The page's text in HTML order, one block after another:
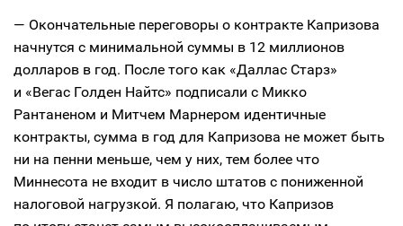
— Окончательные переговоры о контракте Капризова
начнутся с минимальной суммы в 12 миллионов
долларов в год. После того как «Даллас Старз»
и «Вегас Голден Найтс» подписали с Микко
Рантаненом и Митчем Марнером идентичные
контракты, сумма в год для Капризова не может быть
ни на пенни меньше, чем у них, тем более что
Миннесота не входит в число штатов с пониженной
налоговой нагрузкой. Я полагаю, что Капризов